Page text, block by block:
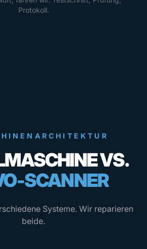
Protokoll.
VS.
SCANNER
Systeme. Wir reparieren
beide.